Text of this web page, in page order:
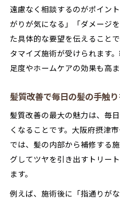
遠慮なく相談するのがポイン
がりが気になる」「ダメージ
た具体的な要望を伝えること
タマイズ施術が受けられます
足度やホームケアの効果も高ま
髪質改善で毎日の髪の手触
髪質改善の最大の魅力は、毎
くなることです。大阪府摂津
では、髪の内部から補修する
グしてツヤを引き出すトリー
ます。
例えば、施術後に「指通りが